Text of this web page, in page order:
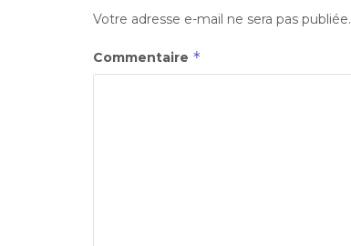
Votre adresse e-mail ne sera pas publiée.
Commentaire *